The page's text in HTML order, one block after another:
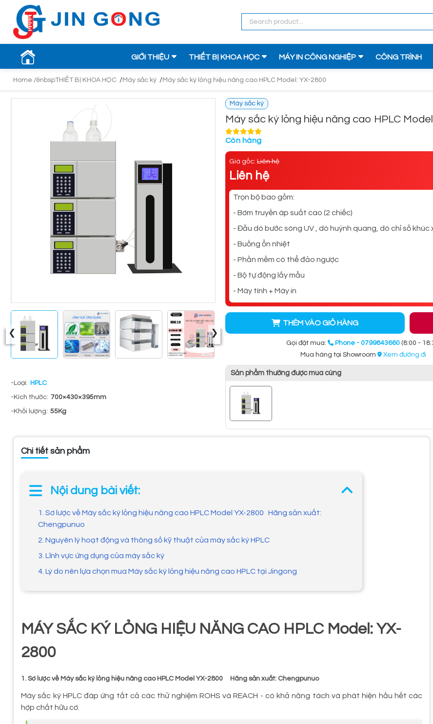
GIỚI THIỆU THIẾT BỊ KHOA HỌC MÁY IN CÔNG NGHIỆP CÔNG TRÌNH
Home /&nbspTHIẾT BỊ KHOA HỌC /Máy sắc ký /Máy sắc ký lỏng hiệu năng cao HPLC Model: YX-2800
‹ ›
-Loại: HPLC
-Kích thước: 700×430×395mm
-Khối lượng: 55Kg
Máy sắc ký
Máy sắc ký lỏng hiệu năng cao HPLC
Còn hàng
Giá gốc: Liên hệ
Liên hệ
Trọn bộ bao gồm:
- Bơm truyền áp suất cao (2 chiếc)
- Đầu dò bước sóng UV , dò huỳnh quang, dò chỉ số khúc
- Buồng ổn nhiệt
- Phần mềm có thể đảo ngược
- Bộ tự động lấy mẫu
- Máy tính + Máy in
THÊM VÀO GIỎ HÀNG
Gọi đặt mua: Phone - 0799843660 (8:00 -
Mua hàng tại Showroom
Xem đường đi
Sản phẩm thường được mua cùng
Chi tiết sản phẩm
Nội dung bài viết:
1. Sơ lược về Máy sắc ký lỏng hiệu năng cao HPLC Model YX-2800 Hãng sản xuất:
Chengpunuo
2. Nguyên lý hoạt động và thông số kỹ thuật của máy sắc ký HPLC
3. Lĩnh vực ứng dụng của máy sắc ký
4. Lý do nên lựa chọn mua Máy sắc ký lỏng hiệu năng cao HPLC tại Jingong
MÁY SẮC KÝ LỎNG HIỆU NĂNG CAO HPLC Model: YX-
2800
1. Sơ lược về Máy sắc ký lỏng hiệu năng cao HPLC Model YX-2800 Hãng sản xuất: Chengpunuo
Máy sắc ký HPLC đáp ứng tất cả các thử nghiệm ROHS và REACH - có khả năng tách và phát hiện hầu hết các
hợp chất hữu cơ.